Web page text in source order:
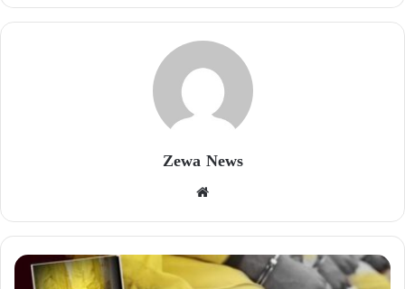
Zewa News